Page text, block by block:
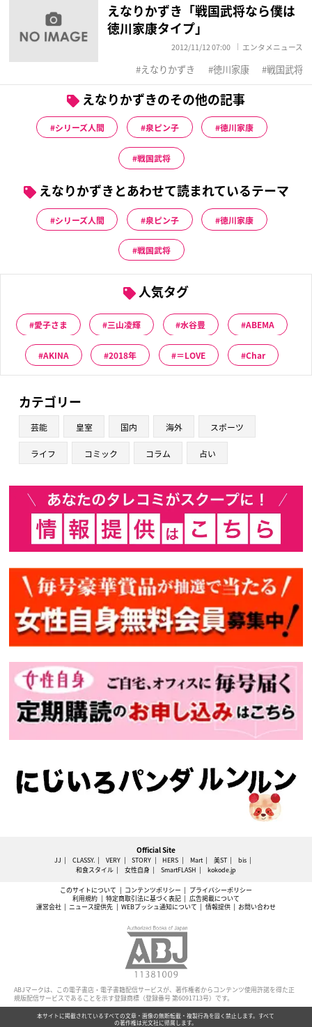
えなりかずき「戦国武将なら僕は
徳川家康タイプ」
2012/11/12 07:00 エンタメニュース
えなりかずき 徳川家康 戦国武将
えなりかずきのその他の記事
シリーズ人間 泉ピン子 徳川家康
戦国武将
えなりかずきとあわせて読まれているテーマ
シリーズ人間 泉ピン子 徳川家康
戦国武将
人気タグ
愛子さま 三山凌輝 水谷豊 ABEMA
AKINA 2018年 ＝LOVE Char
カテゴリー
芸能 皇室 国内 海外 スポーツ
ライフ コミック コラム 占い
Official Site
JJ CLASSY. VERY STORY HERS Mart 美ST
bis
和食スタイル
女性自身 SmartFLASH kokode.jp
このサイトについて コンテンツポリシー
プライバシーポリシー
利用規約
特定商取引法に基づく表記
広告掲載について
運営会社
ニュース提供先 WEBプッシュ通知について 情報提供 お問い合わせ
ABJマークは、この電子書店・電子書籍配信サービスが、著作権者からコンテンツ使用許諾を得た正
規版配信サービスであることを示す登録商標（登録番号 第6091713号）です。
本サイトに掲載されているすべての文章・画像の無断転載・複製行為を固く禁止します。すべて
の著作権は光文社に帰属します。